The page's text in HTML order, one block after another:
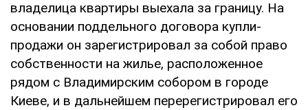
владелица квартиры выехала за границу. На
основании поддельного договора купли-
продажи он зарегистрировал за собой право
собственности на жилье, расположенное
рядом с Владимирским собором в городе
Киеве, и в дальнейшем перерегистрировал его